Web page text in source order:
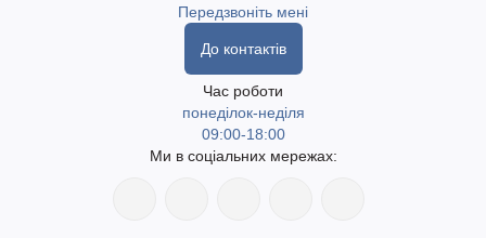
Передзвоніть мені
До контактів
Час роботи
понеділок-неділя
09:00-18:00
Ми в соціальних мережах: